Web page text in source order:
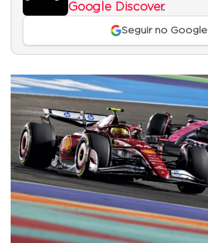
Google Discover.
Seguir no Google